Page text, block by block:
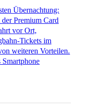
Übernachtung:
Premium Card
vor Ort,
Tickets im
weiteren Vorteilen.